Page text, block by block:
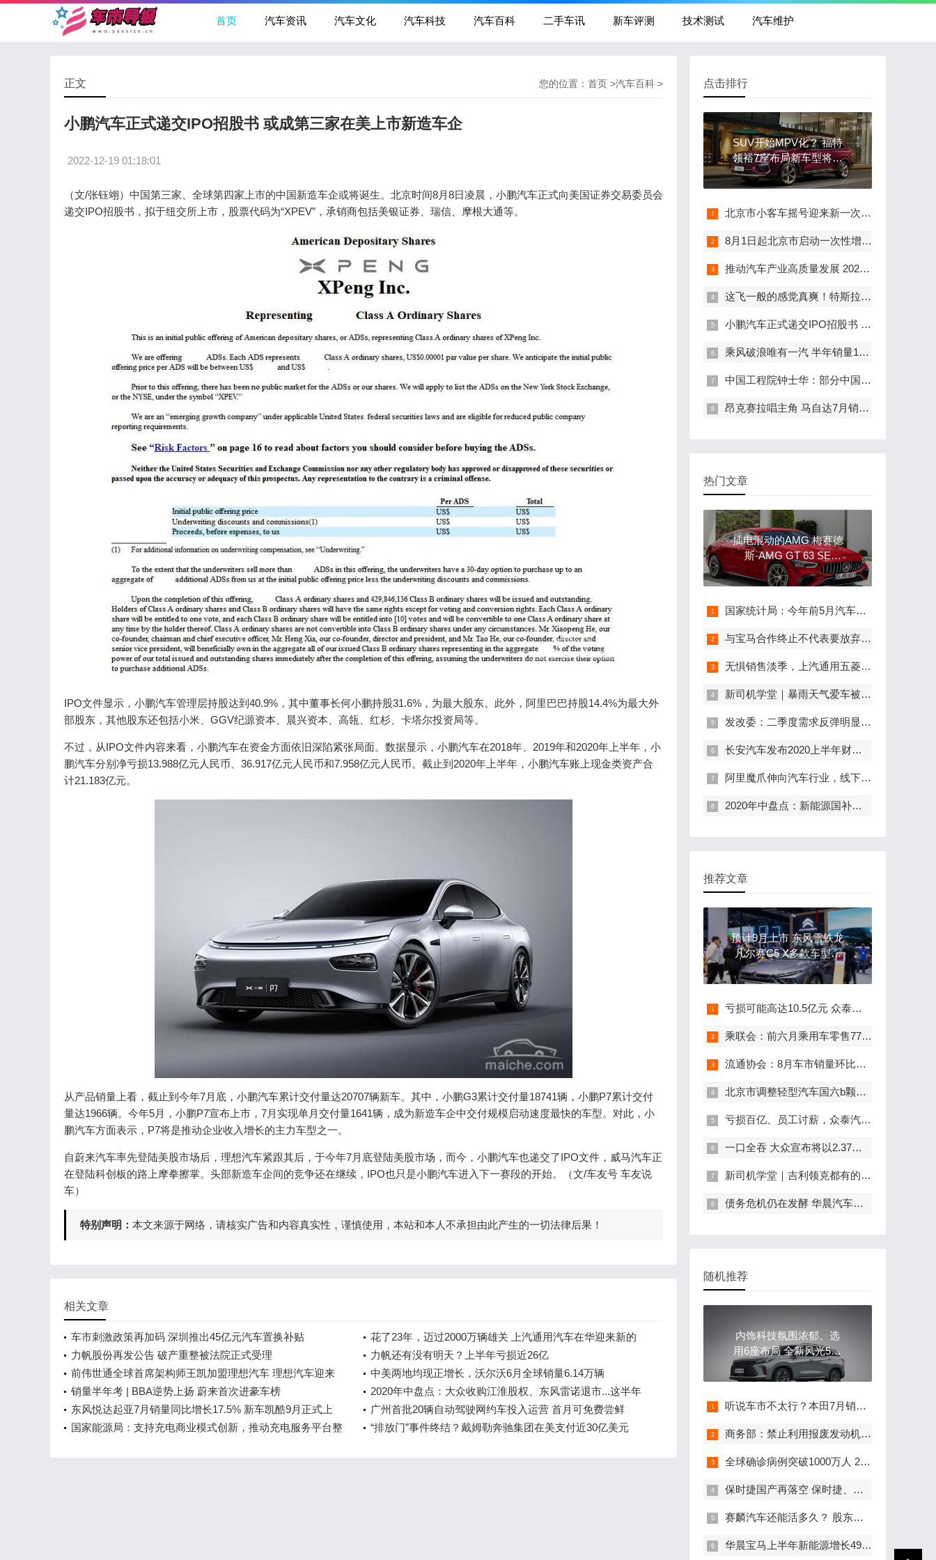
首页 汽车资讯 汽车文化 汽车科技 汽车百科 二手车讯 新车评测 技术测试 汽车维护
您的位置： 首页 >汽车百科 >
正文
小鹏汽车正式递交IPO招股书 或成第三家在美上市新造车企
2022-12-19 01:18:01
（文/张钰翊）中国第三家、全球第四家上市的中国新造车企或将诞生。北京时间8月8日凌晨，小鹏汽车正式向美国证券交易委员会
递交IPO招股书，拟于纽交所上市，股票代码为“XPEV”，承销商包括美银证券、瑞信、摩根大通等。
IPO文件显示，小鹏汽车管理层持股达到40.9%，其中董事长何小鹏持股31.6%，为最大股东。此外，阿里巴巴持股14.4%为最大外
部股东，其他股东还包括小米、GGV纪源资本、晨兴资本、高瓴、红杉、卡塔尔投资局等。
不过，从IPO文件内容来看，小鹏汽车在资金方面依旧深陷紧张局面。数据显示，小鹏汽车在2018年、2019年和2020年上半年，小
鹏汽车分别净亏损13.988亿元人民币、36.917亿元人民币和7.958亿元人民币。截止到2020年上半年，小鹏汽车账上现金类资产合
计21.183亿元。
从产品销量上看，截止到今年7月底，小鹏汽车累计交付量达20707辆新车。其中，小鹏G3累计交付量18741辆，小鹏P7累计交付
量达1966辆。今年5月，小鹏P7宣布上市，7月实现单月交付量1641辆，成为新造车企中交付规模启动速度最快的车型。对此，小
鹏汽车方面表示，P7将是推动企业收入增长的主力车型之一。
自蔚来汽车率先登陆美股市场后，理想汽车紧跟其后，于今年7月底登陆美股市场，而今，小鹏汽车也递交了IPO文件，威马汽车正
在登陆科创板的路上摩拳擦掌。头部新造车企间的竞争还在继续，IPO也只是小鹏汽车进入下一赛段的开始。（文/车友号 车友说
车）
特别声明： 本文来源于网络，请核实广告和内容真实性，谨慎使用，本站和本人不承担由此产生的一切法律后果！
相关文章
车市刺激政策再加码 深圳推出45亿元汽车置换补贴
花了23年，迈过2000万辆雄关 上汽通用汽车在华迎来新的
里程碑
力帆股份再发公告 破产重整被法院正式受理
力帆还有没有明天？上半年亏损近26亿
前伟世通全球首席架构师王凯加盟理想汽车 理想汽车迎来
首位CTO
中美两地均现正增长，沃尔沃6月全球销量6.14万辆
销量半年考 | BBA逆势上扬 蔚来首次进豪车榜
2020年中盘点：大众收购江淮股权、东风雷诺退市...这半年
行业发生了哪些大事？
东风悦达起亚7月销量同比增长17.5% 新车凯酷9月正式上
市
广州首批20辆自动驾驶网约车投入运营 首月可免费尝鲜
国家能源局：支持充电商业模式创新，推动充电服务平台整
“排放门”事件终结？戴姆勒奔驰集团在美支付近30亿美元
点击排行
SUV开始MPV化？ 福特
领裕7座布局新车型将上
市
北京市小客车摇号迎来新一次“开奖” 中奖率再创新低
8月1日起北京市启动一次性增发两万个新能源车指标工作
推动汽车产业高质量发展 2020国际汽车轻量化大会将在扬州举行
这飞一般的感觉真爽！特斯拉成全球市值最高的汽车制造商
小鹏汽车正式递交IPO招股书 或成第三家在美上市新造车企
乘风破浪唯有一汽 半年销量163万辆增长2.3%
中国工程院钟士华：部分中国车企智能驾驶研发能力弱、依赖海外供应商
昂克赛拉唱主角 马自达7月销量1.78万辆
热门文章
插电混动的AMG 梅赛德
斯-AMG GT 63 SE
Performance官图
国家统计局：今年前5月汽车制造业利润下降33.5%
与宝马合作终止不代表要放弃自动驾驶 奔驰与英伟达的合作继续深化
无惧销售淡季，上汽通用五菱7月销量突破13万辆
新司机学堂｜暴雨天气爱车被淹怎么办，保险公司会理赔吗？ 看完包你成为雨中“老司机”
发改委：二季度需求反弹明显，汽车家电等大宗商品销售回升
长安汽车发布2020上半年财报 营收、利润双增长
阿里魔爪伸向汽车行业，线下卖车还有机会吗？
2020年中盘点：新能源国补延长2年、国六新增半年过渡期……这半年行业发布了哪些重要政策？
推荐文章
预计9月上市 东风雪铁龙
凡尔赛C5 X多款车型亮
相成都车展
亏损可能高达10.5亿元 众泰汽车发布2020年上半年业绩预告
乘联会：前六月乘用车零售770万辆，下半年车市有望继续走强
流通协会：8月车市销量环比回升，下半年增速预计-5%
北京市调整轻型汽车国六b颗粒物数量有关要求
亏损百亿、员工讨薪，众泰汽车离关门还有多远？
一口全吞 大众宣布将以2.37亿欧元收购奥迪品牌剩余股份
新司机学堂｜吉利领克都有的“黑科技” 有了它们暴雨洪水都不怕
债务危机仍在发酵 华晨汽车回应称刚性兑付资金已到位
随机推荐
内饰科技氛围浓郁、选
用6座布局 全新风光580
内饰官图发布
听说车市不太行？本田7月销量13.7万辆创月度新高
商务部：禁止利用报废发动机总成拼装机动车
全球确诊病例突破1000万人 2021年日内瓦车展也要取消了
保时捷国产再落空 保时捷、海马双双否认合作国产传闻
赛麟汽车还能活多久？ 股东发公开信怒骂王晓麟不担当
华晨宝马上半年新能源增长49.1% 去年底已实现百分百可再生能源供电